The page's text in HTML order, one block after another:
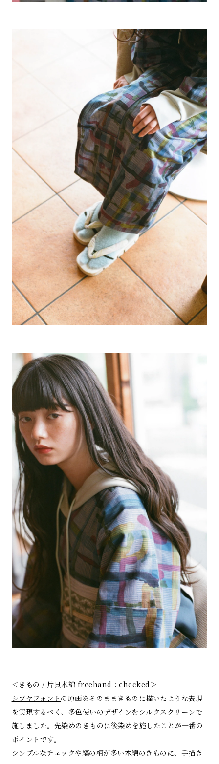
＜きもの / 片貝木綿 freehand：checked＞
シブヤフォント の原画をそのままきものに描いたような表現
を実現するべく、多色使いのデザインをシルクスクリーンで
施しました。先染めのきものに後染めを施したことが一番の
ポイントです。
シンプルなチェックや縞の柄が多い木綿のきものに、手描き